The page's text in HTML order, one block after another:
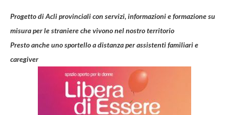
Progetto di Acli provinciali con servizi, informazioni e formazione su
misura per le straniere che vivono nel nostro territorio
Presto anche uno sportello a distanza per assistenti familiari e
caregiver